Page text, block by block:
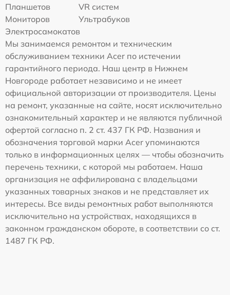
Планшетов
VR систем
Мониторов
Ультрабуков
Электросамокатов
Мы занимаемся ремонтом и техническим
обслуживанием техники Acer по истечении
гарантийного периода. Наш центр в Нижнем
Новгороде работает независимо и не имеет
официальной авторизации от производителя. Цены
на ремонт, указанные на сайте, носят исключительно
ознакомительный характер и не являются публичной
офертой согласно п. 2 ст. 437 ГК РФ. Названия и
обозначения торговой марки Acer упоминаются
только в информационных целях — чтобы обозначить
перечень техники, с которой мы работаем. Наша
организация не аффилирована с владельцами
указанных товарных знаков и не представляет их
интересы. Все виды ремонтных работ выполняются
исключительно на устройствах, находящихся в
законном гражданском обороте, в соответствии со ст.
1487 ГК РФ.